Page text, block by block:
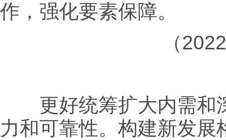
作，强化要素保障。
（
更好统筹扩大内需和
力和可靠性。构建新发